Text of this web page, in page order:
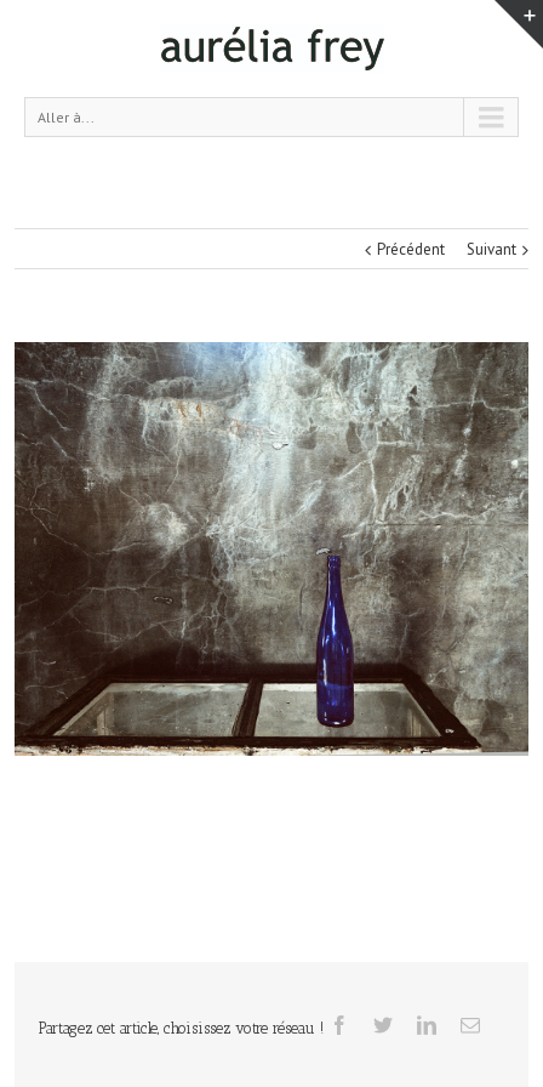
Aller à...
Précédent Suivant
Partagez cet article, choisissez votre réseau !